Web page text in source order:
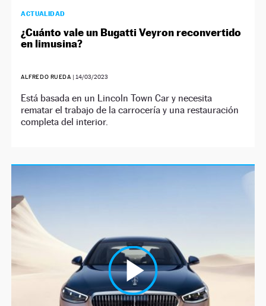
ACTUALIDAD
¿Cuánto vale un Bugatti Veyron reconvertido
en limusina?
ALFREDO RUEDA | 14/03/2023
Está basada en un Lincoln Town Car y necesita
rematar el trabajo de la carrocería y una restauración
completa del interior.